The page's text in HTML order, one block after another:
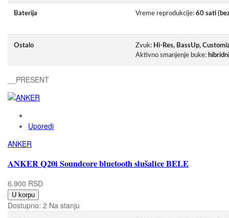
Baterija Vreme reprodukcije: 60 sati
Ostalo Zvuk: Hi-Res, BassUp,
Aktivno smanjenje buke:
__PRESENT
Uporedi
ANKER
ANKER Q20i Soundcore bluetooth slušalice BELE
6.900 RSD
U korpu
Dostupno: 2 Na stanju